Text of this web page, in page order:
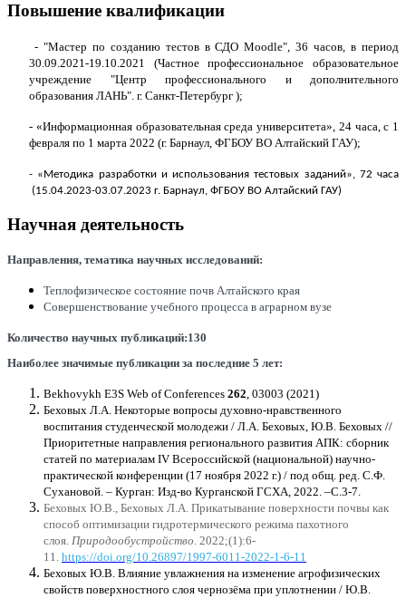
Повышение квалификации
- "Мастер по созданию тестов в СДО Moodle", 36 часов, в период
30.09.2021-19.10.2021 (Частное профессиональное образовательное
учреждение "Центр профессионального и дополнительного
образования ЛАНЬ". г. Санкт-Петербург );
- «Информационная образовательная среда университета», 24 часа, с 1
февраля по 1 марта 2022 (г. Барнаул, ФГБОУ ВО Алтайский ГАУ);
- «Методика разработки и использования тестовых заданий», 72 часа
(15.04.2023-03.07.2023 г. Барнаул, ФГБОУ ВО Алтайский ГАУ)
Научная деятельность
Направления, тематика научных исследований:
Теплофизическое состояние почв Алтайского края
Совершенствование учебного процесса в аграрном вузе
Количество научных публикаций:130
Наиболее значимые публикации за последние 5 лет:
Bekhovykh E3S Web of Conferences 262, 03003 (2021)
Беховых Л.А. Некоторые вопросы духовно-нравственного
воспитания студенческой молодежи / Л.А. Беховых, Ю.В. Беховых //
Приоритетные направления регионального развития АПК: сборник
статей по материалам IV Всероссийской (национальной) научно-
практической конференции (17 ноября 2022 г.) / под общ. ред. С.Ф.
Сухановой. – Курган: Изд-во Курганской ГСХА, 2022. –С.3-7.
Беховых Ю.В., Беховых Л.А. Прикатывание поверхности почвы как
способ оптимизации гидротермического режима пахотного
слоя. Природообустройство. 2022;(1):6-
11. https://doi.org/10.26897/1997-6011-2022-1-6-11
Беховых Ю.В. Влияние увлажнения на изменение агрофизических
свойств поверхностного слоя чернозёма при уплотнении / Ю.В.